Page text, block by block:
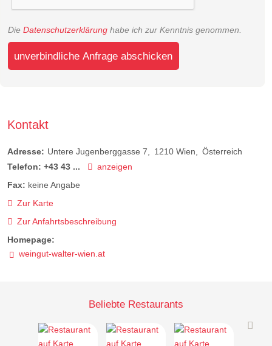
Die Datenschutzerklärung habe ich zur Kenntnis genommen.
unverbindliche Anfrage abschicken
Kontakt
Adresse: Untere Jugenberggasse 7 1210 Wien
Österreich
Telefon: +43 43 ...
anzeigen
Fax: keine Angabe
Zur Karte
Zur Anfahrtsbeschreibung
Homepage:
weingut-walter-wien.at
Beliebte Restaurants